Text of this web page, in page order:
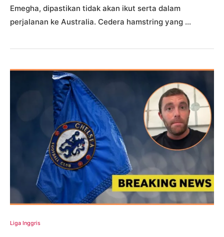
Emegha, dipastikan tidak akan ikut serta dalam
perjalanan ke Australia. Cedera hamstring yang …
Liga Inggris